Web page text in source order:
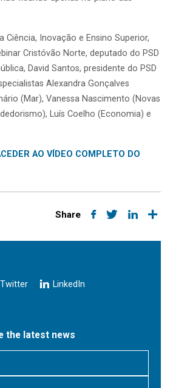
Ciência, Inovação e Ensino Superior,
Cristóvão Norte, deputado do PSD
David Santos, presidente do PSD
Alexandra Gonçalves
(Mar), Vanessa Nascimento (Novas
Luís Coelho (Economia) e
AO VÍDEO COMPLETO DO
Share
Twitter LinkedIn
the latest news